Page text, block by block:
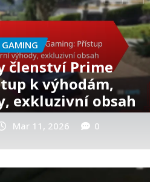
AKCE
hotovostní
výdělku,
Nejlepší
Mar 10, 2026 0